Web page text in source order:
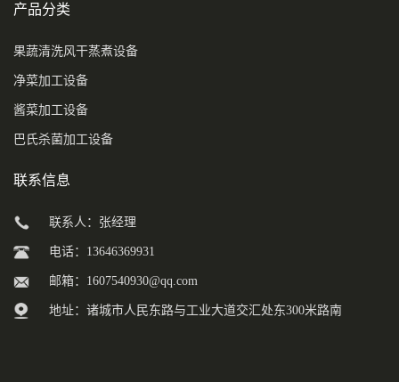
产品分类
果蔬清洗风干蒸煮设备
净菜加工设备
酱菜加工设备
巴氏杀菌加工设备
联系信息
联系人：张经理
电话：13646369931
邮箱： 1607540930@qq.com
地址：诸城市人民东路与工业大道交汇处东300米路南